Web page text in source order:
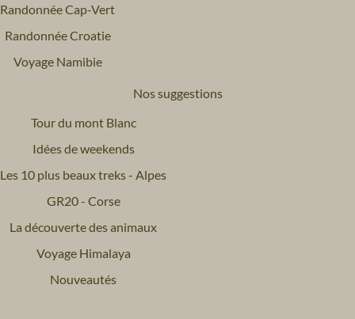
Randonnée Cap-Vert
Randonnée Croatie
Voyage Namibie
Nos suggestions
Tour du mont Blanc
Idées de weekends
Les 10 plus beaux treks - Alpes
GR20 - Corse
La découverte des animaux
Voyage Himalaya
Nouveautés